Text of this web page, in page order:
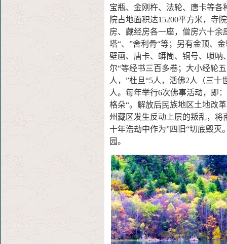
宝瓶、金刚杵、 法轮、唐卡等各
院占地面积达15200平方米，寺
房、藏经房各一座，僧房六十余
塔“、”舍利骨“等；另有金顶、
壁画、唐卡、蟒筒、铜号、唢呐
尔“等经书三百多卷；大小经轮
人，”杜旦“5人，活佛2人（三
人。每年举行6次佛事活动，即
格朵“。解放后民族地区土地改
州藏区发生反动上层的叛乱，将
十年浩劫中作为”四旧“切底毁灭
园。